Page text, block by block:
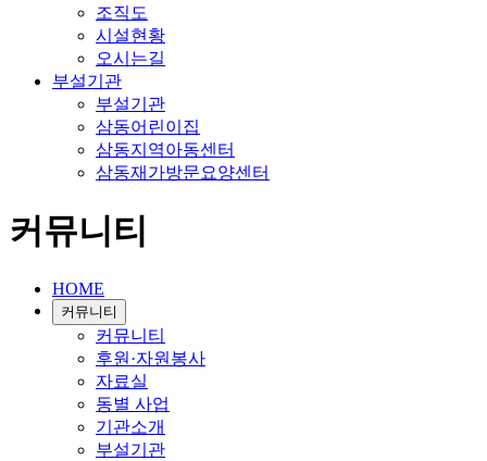
조직도
시설현황
오시는길
부설기관
부설기관
삼동어린이집
삼동지역아동센터
삼동재가방문요양센터
커뮤니티
HOME
커뮤니티
커뮤니티
후원·자원봉사
자료실
동별 사업
기관소개
부설기관